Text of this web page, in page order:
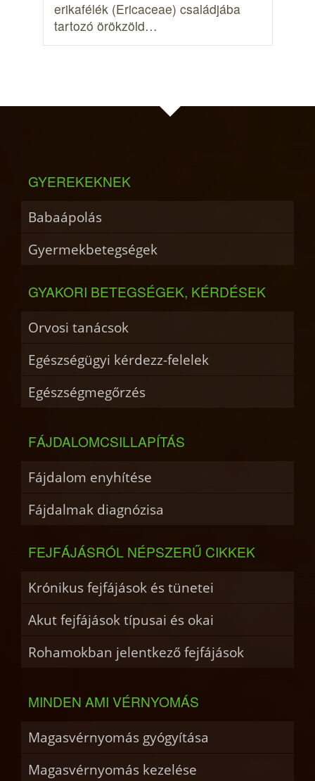
erika­félék (Ericaceae) családjába
tartozó örökzöld…
GYEREKEKNEK
Babaápolás
Gyermekbetegségek
GYAKORI BETEGSÉGEK, KÉRDÉSEK
Orvosi tanácsok
Egészségügyi kérdezz-felelek
Egészségmegőrzés
FÁJDALOMCSILLAPÍTÁS
Fájdalom enyhítése
Fájdalmak diagnózisa
FEJFÁJÁSRÓL NÉPSZERŰ CIKKEK
Krónikus fejfájások és tünetei
Akut fejfájások típusai és okai
Rohamokban jelentkező fejfájások
MINDEN AMI VÉRNYOMÁS
Magasvérnyomás gyógyítása
Magasvérnyomás kezelése